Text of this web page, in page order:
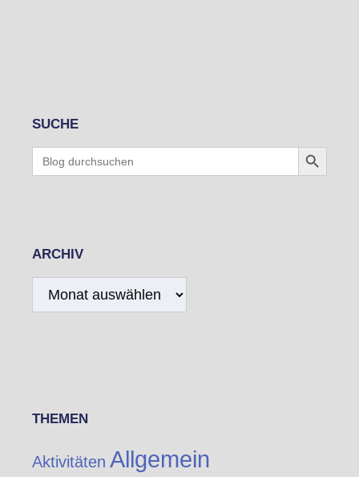
SUCHE
Search
for:
Search Button
ARCHIV
THEMEN
Aktivitäten Allgemein